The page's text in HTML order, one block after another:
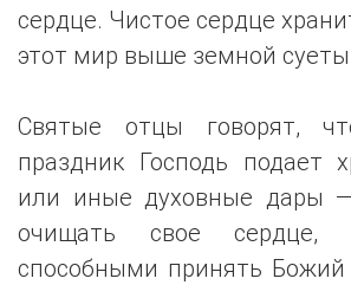
сердце. Чистое сердце
этот мир выше земной
Святые отцы говорят,
праздник Господь подает
или иные духовные дары
очищать свое сердце,
способными принять